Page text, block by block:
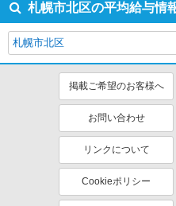
札幌市北区の平均給与情
札幌市北区
掲載ご希望のお客様へ
お問い合わせ
リンクについて
Cookieポリシー